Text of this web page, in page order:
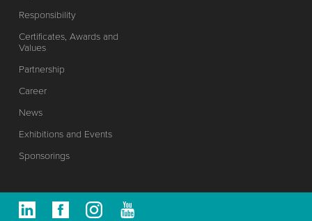
Responsibility
Certificates, Awards and
Values
Partnership
Career
News
Exhibitions and Events
Sponsorings